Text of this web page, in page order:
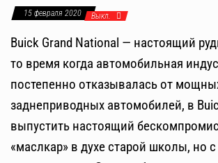
15 февраля 2020 Выкл.
Buick Grand National — настоящий
то время когда автомобильная
постепенно отказывалась от
заднеприводных автомобилей, в
выпустить настоящий
«маслкар» в духе старой школы, но